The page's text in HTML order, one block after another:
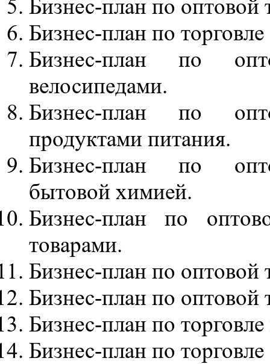
Бизнес-план по оптовой
Бизнес-план по
Бизнес-план по
велосипедами.
Бизнес-план по
продуктами питания.
Бизнес-план по
бытовой химией.
Бизнес-план по
товарами.
Бизнес-план по оптовой
Бизнес-план по оптовой
Бизнес-план по
Бизнес-план по